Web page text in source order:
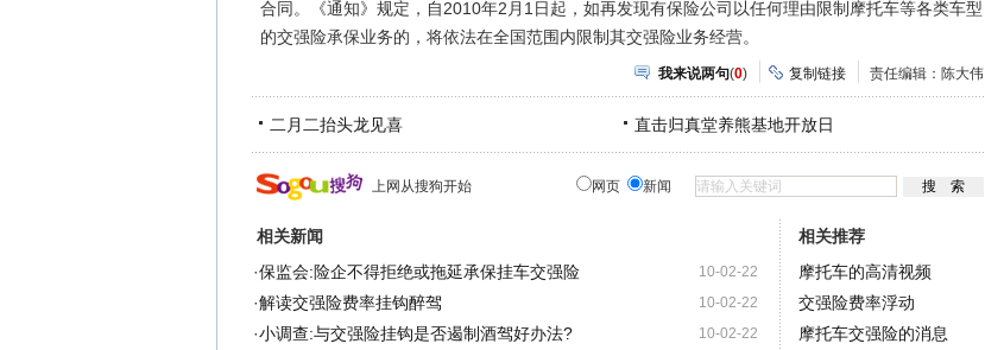
合同。《通知》规定，自2010年2月1日起，如再发现有保险公司以任何理由限制摩托车等各类车型
的交强险承保业务的，将依法在全国范围内限制其交强险业务经营。
我来说两句(0) 复制链接 责任编辑：陈大伟
二月二抬头龙见喜 直击归真堂养熊基地开放日
上网从搜狗开始 网页 新闻
相关新闻
10-02-22
·保监会:险企不得拒绝或拖延承保挂车交强险
10-02-22
·解读交强险费率挂钩醉驾
10-02-22
·小调查:与交强险挂钩是否遏制酒驾好办法?
相关推荐
摩托车的高清视频
交强险费率浮动
摩托车交强险的消息